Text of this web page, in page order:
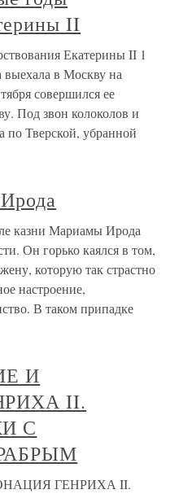
II
Екатерины II 1
выехала в Москву на
совершился ее
Под звон колоколов и
по Тверской, убранной
казни Мариамы Ирода
Он горько каялся в том,
которую так страстно
настроение,
В таком припадке
И
II.
С
ГЕНРИХА II.